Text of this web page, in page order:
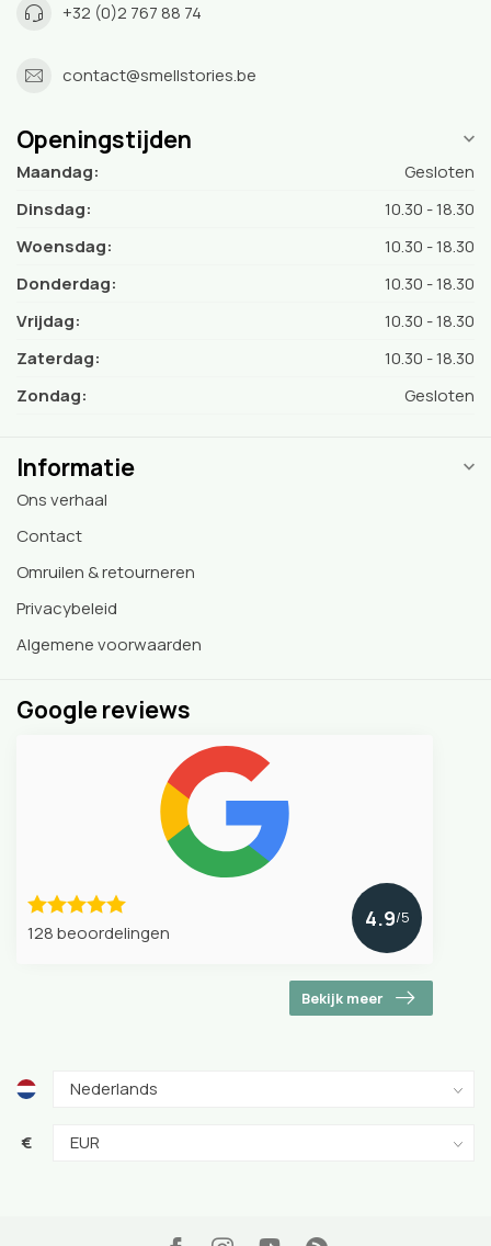
+32 (0)2 767 88 74
contact@smellstories.be
Openingstijden
Maandag:
Gesloten
Dinsdag:
10.30 - 18.30
Woensdag:
10.30 - 18.30
Donderdag:
10.30 - 18.30
Vrijdag:
10.30 - 18.30
Zaterdag:
10.30 - 18.30
Zondag:
Gesloten
Informatie
Ons verhaal
Contact
Omruilen & retourneren
Privacybeleid
Algemene voorwaarden
Google reviews
128 beoordelingen
4.9/5
Bekijk meer
€